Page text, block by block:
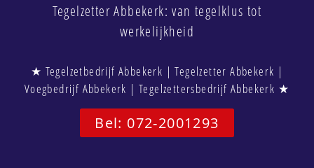
Tegelzetter Abbekerk: van tegelklus tot
werkelijkheid
★ Tegelzetbedrijf Abbekerk | Tegelzetter Abbekerk |
Voegbedrijf Abbekerk | Tegelzettersbedrijf Abbekerk ★
Bel: 072-2001293